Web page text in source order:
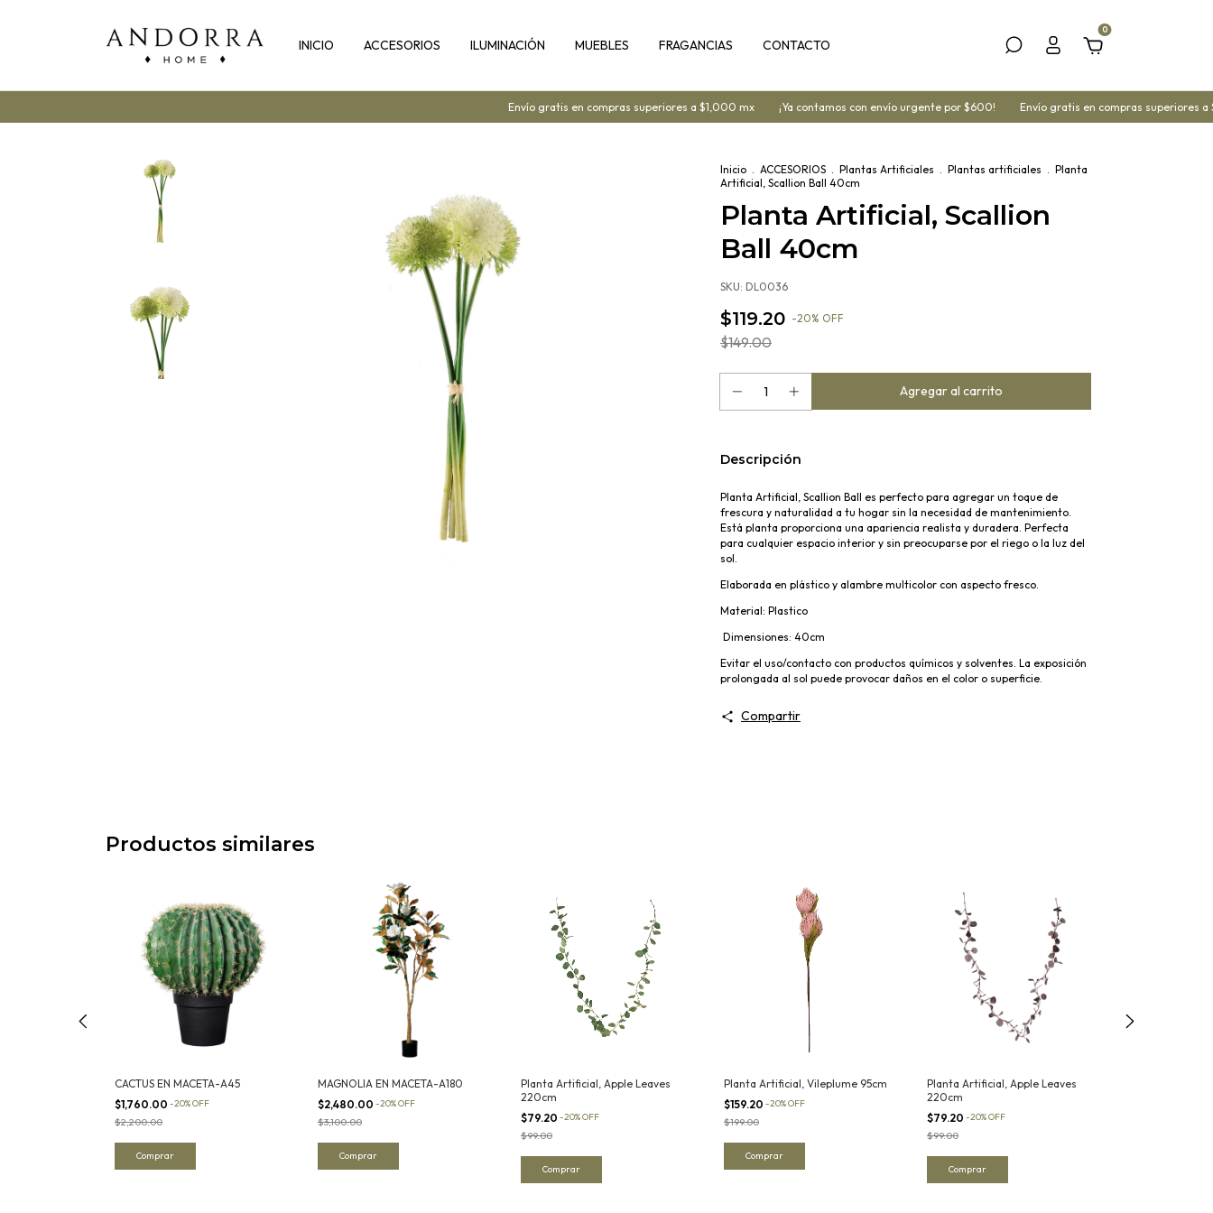
INICIO ACCESORIOS ILUMINACIÓN MUEBLES FRAGANCIAS CONTACTO
0
Envío gratis en compras superiores a $1,000 mx ¡Ya contamos con envío urgente por $600! Envío gratis en compras superiores a
Inicio . ACCESORIOS . Plantas Artificiales . Plantas artificiales . Planta
Artificial, Scallion Ball 40cm
Planta Artificial, Scallion
Ball 40cm
SKU: DL0036
$119.20 -20% OFF
$149.00
Descripción
Planta Artificial, Scallion Ball es perfecto para agregar un toque de
frescura y naturalidad a tu hogar sin la necesidad de mantenimiento.
Está planta proporciona una apariencia realista y duradera. Perfecta
para cualquier espacio interior y sin preocuparse por el riego o la luz del
sol.
Elaborada en plástico y alambre multicolor con aspecto fresco.
Material: Plastico
Dimensiones: 40cm
Evitar el uso/contacto con productos químicos y solventes. La exposición
prolongada al sol puede provocar daños en el color o superficie.
Compartir
Productos similares
CACTUS EN MACETA-A45
$1,760.00 -20%OFF
$2,200.00
MAGNOLIA EN MACETA-A180
$2,480.00 -20%OFF
$3,100.00
Planta Artificial, Apple Leaves
220cm
$79.20 -20%OFF
$99.00
Planta Artificial, Vileplume 95cm
$159.20 -20%OFF
$199.00
Planta Artificial, Apple Leaves
220cm
$79.20 -20%OFF
$99.00